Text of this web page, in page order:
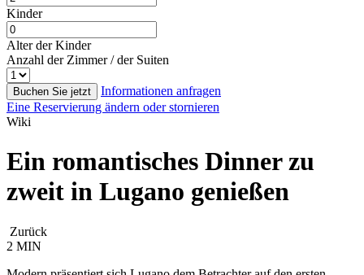
Kinder
Alter der Kinder
Anzahl der Zimmer / der Suiten
Buchen Sie jetzt
Informationen anfragen
Eine Reservierung ändern oder stornieren
Wiki
Ein romantisches Dinner zu
zweit in Lugano genießen
Zurück
2 MIN